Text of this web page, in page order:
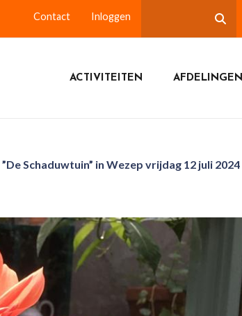
Contact Inloggen
ACTIVITEITEN AFDELINGEN
Schaduwtuin” in Wezep vrijdag 12 juli 2024